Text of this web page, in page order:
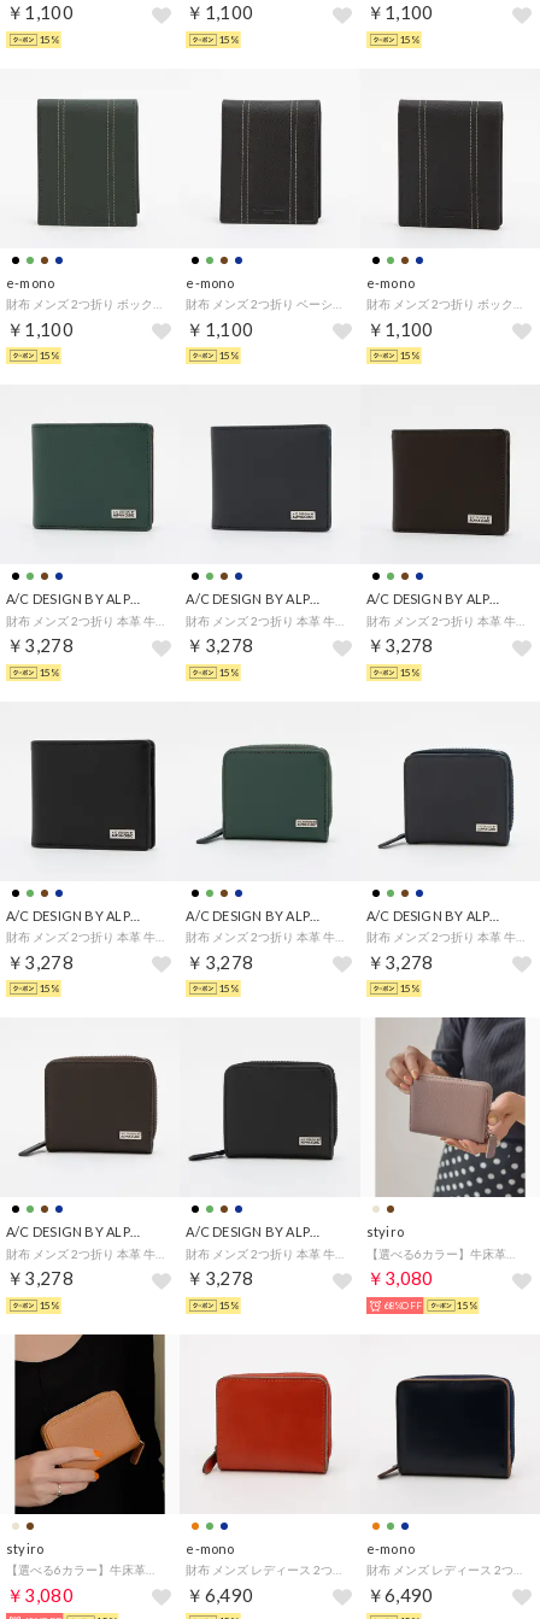
￥1,100
15%
￥1,100
15%
￥1,100
15%
e-mono
￥1,100
15%
e-mono
￥1,100
15%
e-mono
￥1,100
15%
A/C DESIGN BY ALPHA CUBIC
￥3,278
15%
￥3,278
15%
財布 メンズ 2つ折り 本革 牛革 二つ折り シンプル ベーシック （チョコ）
￥3,278
15%
A/C DESIGN BY ALPHA CUBIC
￥3,278
15%
￥3,278
15%
財布 メンズ 2つ折り 本革 牛革 ラウンドファスナー シンプル ベーシック （ネイビー）
￥3,278
15%
A/C DESIGN BY ALPHA CUBIC
￥3,278
15%
￥3,278
15%
styiro
￥3,080
68%OFF 15%
styiro
￥3,080
e-mono
￥6,490
e-mono
￥6,490